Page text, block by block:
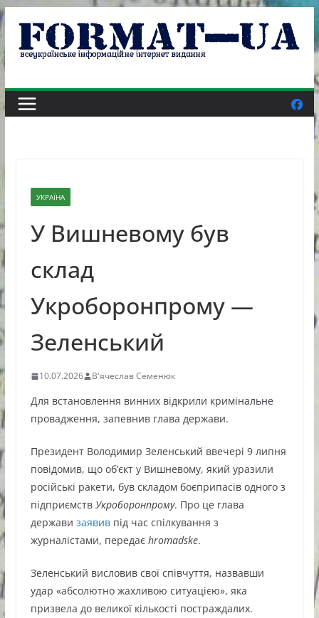
Skip
content
УКРАЇНА
У Вишневому був
склад
Укроборонпрому —
Зеленський
10.07.2026 В'ячеслав Семенюк
Для встановлення винних відкрили кримінальне
провадження, запевнив глава держави.
Президент Володимир Зеленський ввечері 9 липня
повідомив, що об’єкт у Вишневому, який уразили
російські ракети, був складом боєприпасів одного з
підприємств Укроборонпрому. Про це глава
держави заявив під час спілкування з
журналістами, передає hromadske.
Зеленський висловив свої співчуття, назвавши
удар «абсолютно жахливою ситуацією», яка
призвела до великої кількості постраждалих.